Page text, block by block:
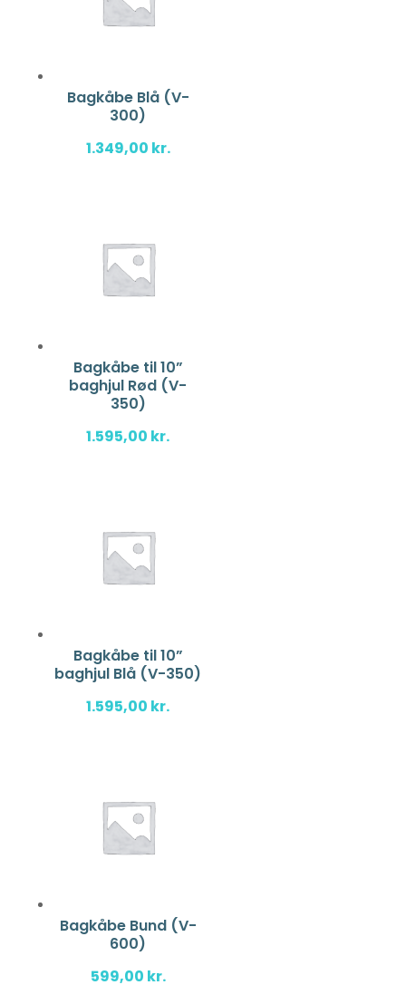
Bagkåbe Blå (V-
300)
1.349,00 kr.
Bagkåbe til 10”
baghjul Rød (V-
350)
1.595,00 kr.
Bagkåbe til 10”
baghjul Blå (V-350)
1.595,00 kr.
Bagkåbe Bund (V-
600)
599,00 kr.